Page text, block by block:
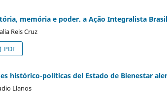
memória e poder. a Ação Integralista
Reis Cruz
PDF
histórico-políticas del Estado de Bienestar
Llanos